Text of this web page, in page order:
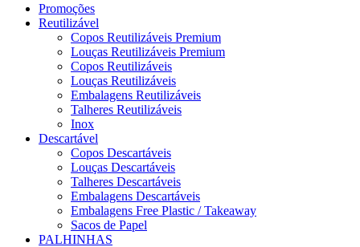
Promoções
Reutilizável
Copos Reutilizáveis Premium
Louças Reutilizáveis Premium
Copos Reutilizáveis
Louças Reutilizáveis
Embalagens Reutilizáveis
Talheres Reutilizáveis
Inox
Descartável
Copos Descartáveis
Louças Descartáveis
Talheres Descartáveis
Embalagens Descartáveis
Embalagens Free Plastic / Takeaway
Sacos de Papel
PALHINHAS